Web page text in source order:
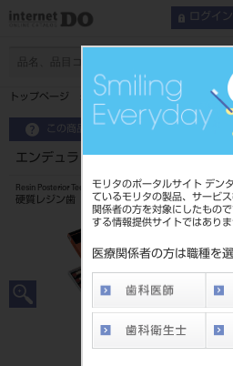
モリタのポータルサイト デン
ているモリタの製品、サービ
関係者の方を対象にしたもの
する情報提供サイトではありま
医療関係者の方は職種を
ログイン
トップページ エンデュラ ポステリオ 8
この商品に関するお問い合わせ
エンデュラ ポステリオ 8歯 66
Resin Posterior Teeth
硬質レジン歯
標